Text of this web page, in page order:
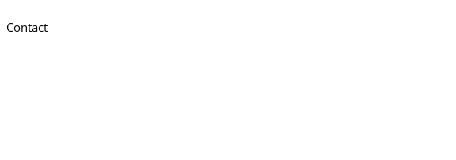
Contact